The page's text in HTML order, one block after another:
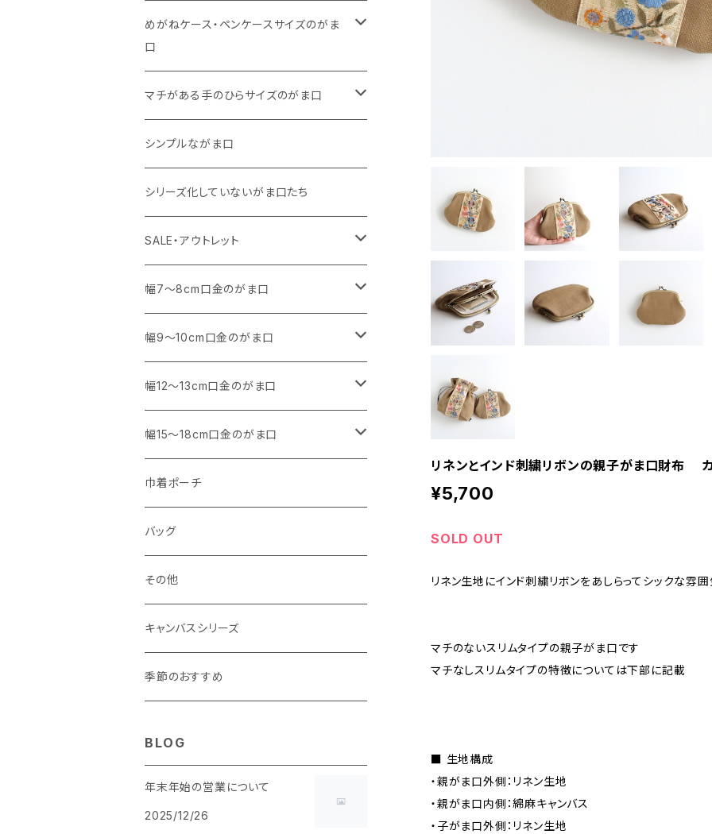
リネンとインド刺繍リボンの親子がま口財布
¥5,700
SOLD OUT
リネン生地にインド刺繍リボンをあしらってシックな雰
マチのないスリムタイプの親子がま口です
マチなしスリムタイプの特徴については下部に記載
■ 生地構成
・親がま口外側：リネン生地
・親がま口内側：綿麻キャンバス
・子がま口外側：リネン生地
11号帆布
くったりコットンキャンバス
・ マチなしスリムタイプ
くったりコットンキャンバス
・ 柄いろいろ
・ 巾着ポーチ
・ くったりコットンキャンバス
・ 11号帆布
・ リネン
めがねケース・ペンケースサイズのがま
口
・ くったりコットンキャンバス
・ 11号帆布
・ その他
マチがある手のひらサイズのがま口
・ 小さいサイズ
11号帆布
コットンキャンバス
・ 中くらいのサイズ
コットンキャンバス
シンプルながま口
シリーズ化していないがま口たち
SALE・アウトレット
SALE
アウトレット
幅7～8cm口金のがま口
・ 角型
マチなし
マチあり
・ くし形・丸型
マチなし
マチあり
幅9～10cm口金のがま口
・ 角型
マチなし
マチあり
・ くし形
マチなし
マチあり
幅12～13cm口金のがま口
・ 親子がま口 角型
マチなし
マチあり
・ 親子がま口 くし形
マチなし
マチあり
・ ポーチタイプ 角型
マチなし
マチあり
・ ポーチタイプ くし形
マチなし
マチあり
幅15～18cm口金のがま口
・ 角型
マチなし
マチあり
・ くし形
マチなし
マチあり
巾着ポーチ
バッグ
その他
キャンバスシリーズ
季節のおすすめ
BLOG
年末年始の営業について
2025/12/26